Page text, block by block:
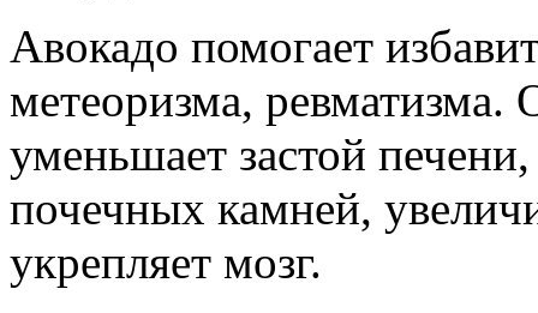
Авокадо помогает
метеоризма, ревматизма.
уменьшает застой
почечных камней,
укрепляет мозг.